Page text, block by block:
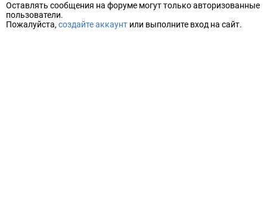
Оставлять сообщения на форуме могут только авторизованные
пользователи.
Пожалуйста, создайте аккаунт или выполните вход на сайт.